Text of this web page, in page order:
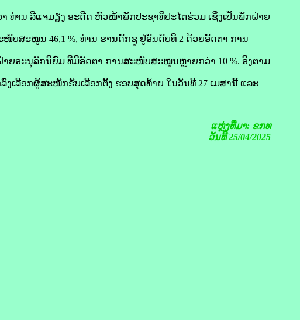
ທ່ານ ລີ​ແຈ​ມຽງ ອະດີດ ຫົວໜ້າ​ພັກປະຊາທິປະໄຕ​ຮ່ວມ ເຊິ່ງ​ເປັນ​ພັກຝ່າຍ​
ບສະ​ໜູນ 46,1 %, ທ່ານ ຮານ​ດັກ​ຊູ ຢູ່​ອັນ​ດັບ​ທີ 2 ດ້ວຍ​ອັດຕາ ການ​
ຍ​ອະນຸລັກ​ນິຍົມ ທີ່​ມີ​ອັດຕາ ການ​ສະໜັບສະໜູນຫຼາຍ​ກວ່າ 10 %. ອີງ​ຕາມ
ງເລືອກ​ຜູ້​ສະໝັກຮັບ​ເລືອກ​ຕັ້ງ ຮອບ​ສຸດ​ທ້າຍ ໃນ​ວັນ​ທີ 27 ເມສາ​ນີ້ ແລະ
ແຫຼ່ງທີ່ມາ: ຂກທ
ວັນທີ 25/04/2025